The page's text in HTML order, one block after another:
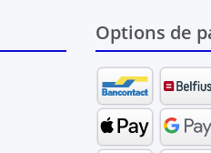
Options de